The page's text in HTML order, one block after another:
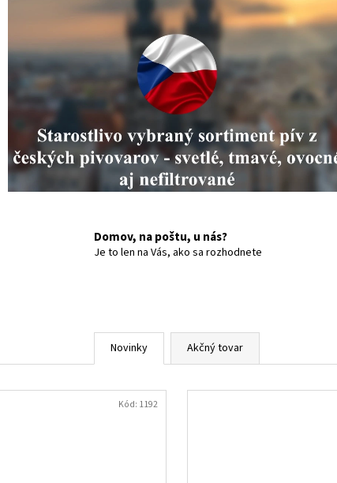
Domov, na poštu, u nás?
Je to len na Vás, ako sa rozhodnete
Novinky Akčný tovar
Kód: 1192